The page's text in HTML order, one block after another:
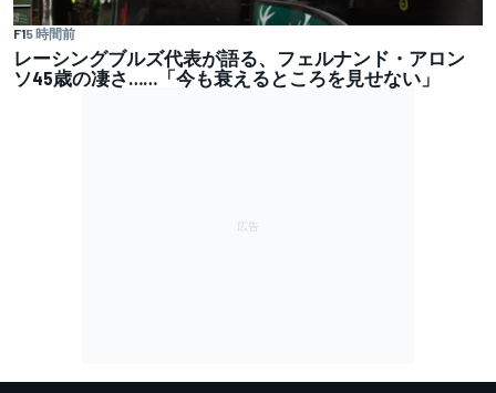
F15 時間前
レーシングブルズ代表が語る、フェルナンド・アロン
ソ45歳の凄さ……「今も衰えるところを見せない」